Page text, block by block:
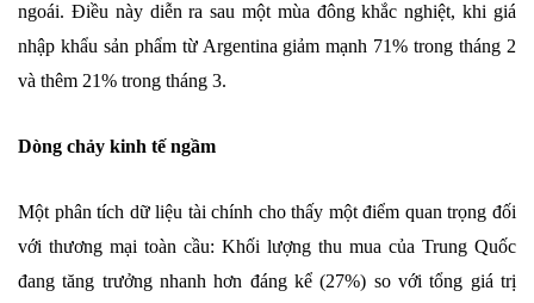
ngoái. Điều này diễn ra sau một mùa đông khắc nghiệt, khi giá
nhập khẩu sản phẩm từ Argentina giảm mạnh 71% trong tháng 2
và thêm 21% trong tháng 3.
Dòng chảy kinh tế ngầm
Một phân tích dữ liệu tài chính cho thấy một điểm quan trọng đối
với thương mại toàn cầu: Khối lượng thu mua của Trung Quốc
đang tăng trưởng nhanh hơn đáng kể (27%) so với tổng giá trị